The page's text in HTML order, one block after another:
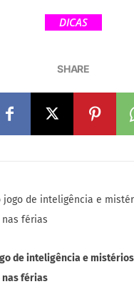
DICAS
SHARE
de inteligência e
férias